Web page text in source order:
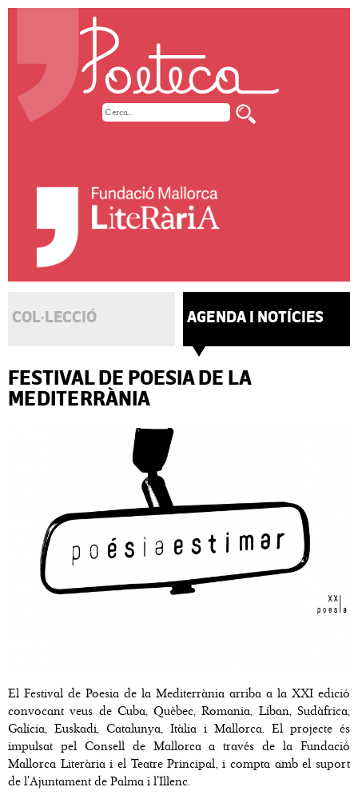
COL·LECCIÓ AGENDA I NOTÍCIES
FESTIVAL DE POESIA DE LA
MEDITERRÀNIA
El Festival de Poesia de la Mediterrània arriba a la XXI edició
convocant veus de Cuba, Quèbec, Romania, Líban, Sudàfrica,
Galícia, Euskadi, Catalunya, Itàlia i Mallorca. El projecte és
impulsat pel Consell de Mallorca a través de la Fundació
Mallorca Literària i el Teatre Principal, i compta amb el suport
de l'Ajuntament de Palma i l'Illenc.